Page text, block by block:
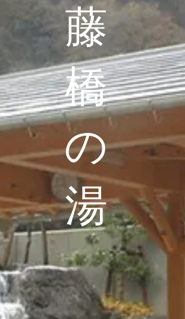
藤
橋
の
湯